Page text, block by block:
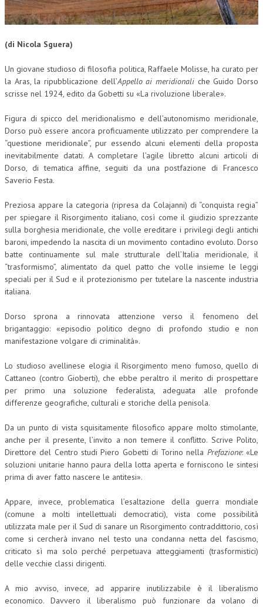
CORSI CE.S.E.D.
BROCHURE CE.S.E.D.
LA RIVISTA
COMITATO SCIENTIFICO
COMITATO EDITORIALE
PEER REVIEW
CODICE ETICO
AUTORI
COLLABORA CON NOI
CORPORATE SOCIAL RESPONSIBILITY
INTERNAZIONALIZZAZIONE
HUMAN RESOURCES
MARKETING
RISK MANAGEMENT
SVILUPPO SOSTENIBILE
PERSONA E CITTÀ
L’UMANISTA
DIRITTO
DIRITTO PENALE D’IMPRESA
(di Nicola Sguera)
Un giovane studioso di filosofia politica, Raffaele Molisse, ha curato per
la Aras, la ripubblicazione dell’Appello ai meridionali che Guido Dorso
scrisse nel 1924, edito da Gobetti su «La rivoluzione liberale».
Figura di spicco del meridionalismo e dell’autonomismo meridionale,
Dorso può essere ancora proficuamente utilizzato per comprendere la
“questione meridionale”, pur essendo alcuni elementi della proposta
inevitabilmente datati. A completare l’agile libretto alcuni articoli di
Dorso, di tematica affine, seguiti da una postfazione di Francesco
Saverio Festa.
Preziosa appare la categoria (ripresa da Colajanni) di “conquista regia”
per spiegare il Risorgimento italiano, così come il giudizio sprezzante
sulla borghesia meridionale, che volle ereditare i privilegi degli antichi
baroni, impedendo la nascita di un movimento contadino evoluto. Dorso
batte continuamente sul male strutturale dell’Italia meridionale, il
“trasformismo”, alimentato da quel patto che volle insieme le leggi
speciali per il Sud e il protezionismo per tutelare la nascente industria
italiana.
Dorso sprona a rinnovata attenzione verso il fenomeno del
brigantaggio: «episodio politico degno di profondo studio e non
manifestazione volgare di criminalità».
Lo studioso avellinese elogia il Risorgimento meno fumoso, quello di
Cattaneo (contro Gioberti), che ebbe peraltro il merito di prospettare
per primo una soluzione federalista, adeguata alle profonde
differenze geografiche, culturali e storiche della penisola.
Da un punto di vista squisitamente filosofico appare molto stimolante,
anche per il presente, l’invito a non temere il conflitto. Scrive Polito,
Direttore del Centro studi Piero Gobetti di Torino nella Prefazione: «Le
soluzioni unitarie hanno paura della lotta aperta e forniscono le sintesi
prima di aver fatto nascere le antitesi».
Appare, invece, problematica l’esaltazione della guerra mondiale
(comune a molti intellettuali democratici), vista come possibilità
utilizzata male per il Sud di sanare un Risorgimento contraddittorio, così
come si cercherà invano nel testo una condanna netta del fascismo,
criticato sì ma solo perché perpetuava atteggiamenti (trasformistici)
delle vecchie classi dirigenti.
A mio avviso, invece, ad apparire inutilizzabile è il liberalismo
economico. Davvero il liberalismo può funzionare da volano di